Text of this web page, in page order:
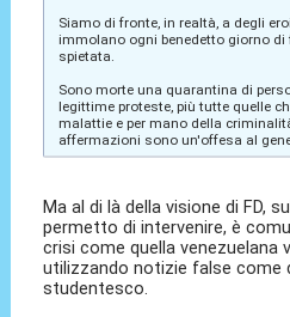
Siamo di fronte, in realtà, a degli
immolano ogni benedetto giorno
spietata.
Sono morte una quarantina di
legittime proteste, più tutte quelle
malattie e per mano della
affermazioni sono un'offesa al
Ma al di là della visione di FD,
permetto di intervenire, è
crisi come quella venezuelana
utilizzando notizie false come
studentesco.